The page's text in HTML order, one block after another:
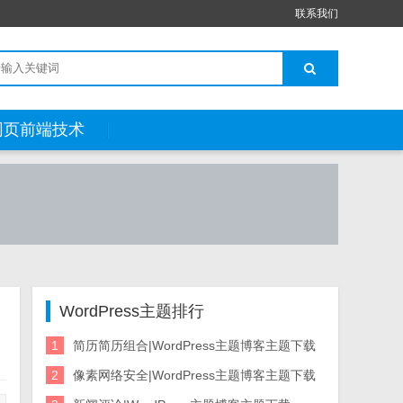
联系我们
页前端技术
WordPress主题排行
1 简历简历组合|WordPress主题博客主题下载
2 像素网络安全|WordPress主题博客主题下载